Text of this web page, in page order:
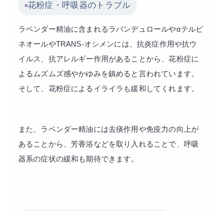
花粉症・呼吸器のトラブル
ラベンダー精油に含まれるラバンデュロールやαテルピ
ネオールやTRANS-オシメンには、抗炎症作用や抗ウ
イルス、抗アレルギー作用があることから、花粉症に
よるムズムズ感やかゆみを鎮めると言われています。
そして、花粉症によるイライラも緩和してくれます。
また、ラベンダー精油には去痰作用や免疫力の向上が
あることから、芳香浴などを取り入れることで、呼吸
器系の症状の緩和も期待できます。